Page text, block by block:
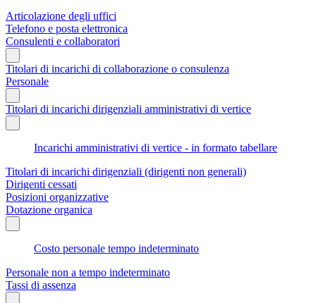
Articolazione degli uffici
Telefono e posta elettronica
Consulenti e collaboratori
Titolari di incarichi di collaborazione o consulenza
Personale
Titolari di incarichi dirigenziali amministrativi di vertice
Incarichi amministrativi di vertice - in formato tabellare
Titolari di incarichi dirigenziali (dirigenti non generali)
Dirigenti cessati
Posizioni organizzative
Dotazione organica
Costo personale tempo indeterminato
Personale non a tempo indeterminato
Tassi di assenza